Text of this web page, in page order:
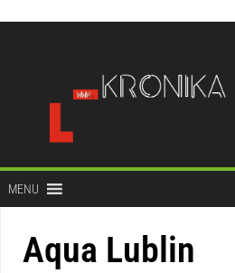
treści
MENU
Aqua Lublin